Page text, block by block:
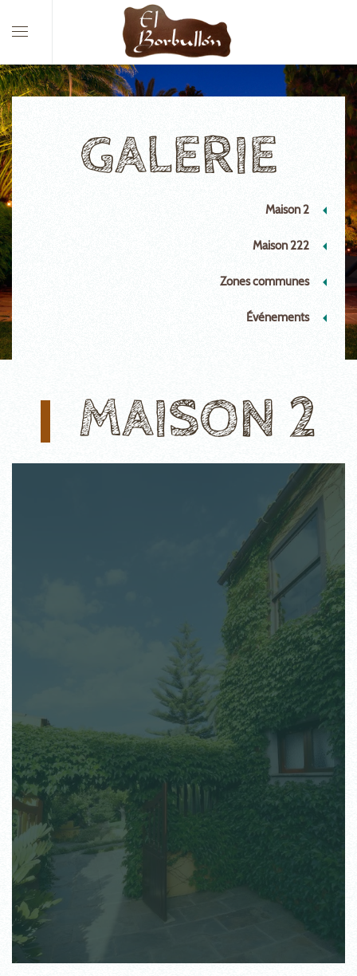
GALERIE
Maison 2
Maison 222
Zones communes
Événements
MAISON 2